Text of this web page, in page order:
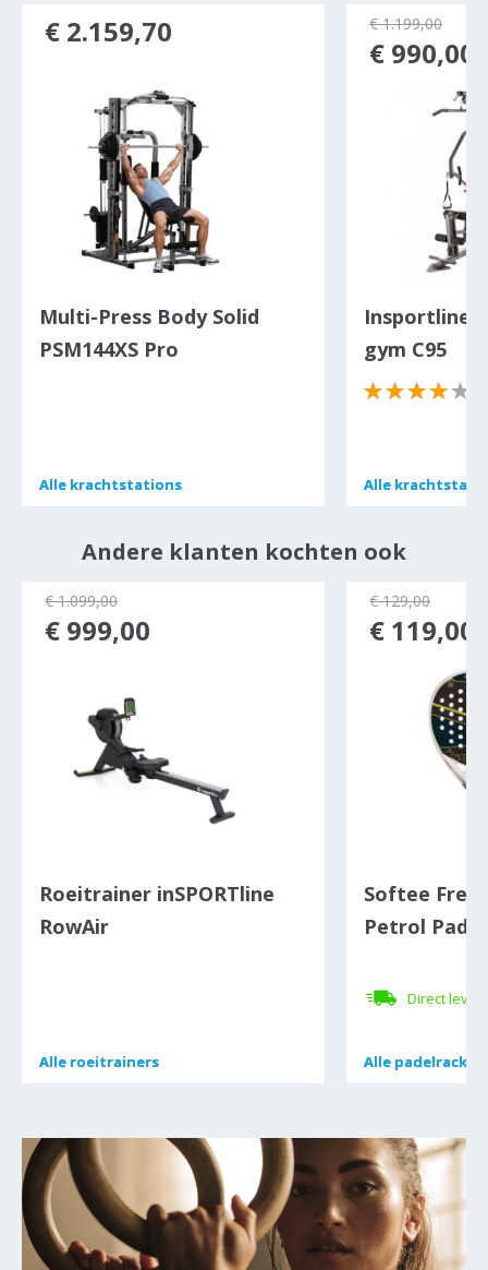
Multi-Press Body Solid
PSM144XS Pro
Alle krachtstations
Alle krachtstations
€ 2.159,70
Insportline
gym C95
Alle
Alle
€ 1.199,00
€ 990,00
Andere klanten kochten ook
Roeitrainer inSPORTline
RowAir
Alle roeitrainers
Alle roeitrainers
€ 1.099,00
€ 999,00
Softee
Petrol
Direct
Alle
Alle
€ 129,00
€ 119,00